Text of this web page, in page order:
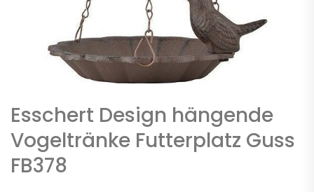
Esschert Design hängende
Vogeltränke Futterplatz Guss
FB378